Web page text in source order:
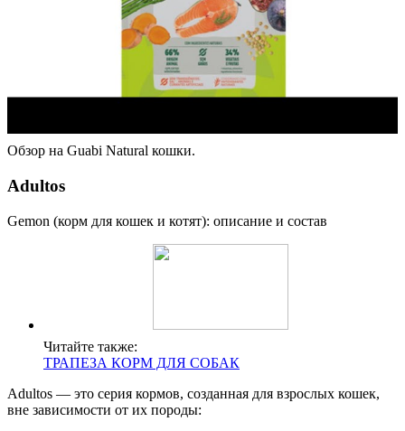
Обзор на Guabi Natural кошки.
Adultos
Gemon (корм для кошек и котят): описание и состав
Читайте также:
ТРАПЕЗА КОРМ ДЛЯ СОБАК
Adultos — это серия кормов, созданная для взрослых кошек,
вне зависимости от их породы: